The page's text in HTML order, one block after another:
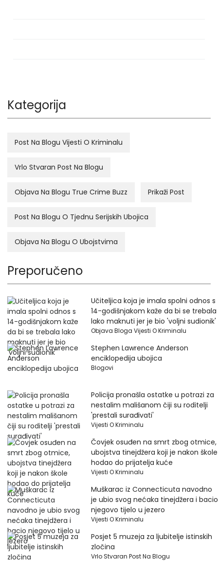
Kategorija
Post Na Blogu Vijesti O Kriminalu
Vrlo Stvaran Post Na Blogu
Objava Na Blogu True Crime Buzz Prikaži Post
Post Na Blogu O Tjednu Serijskih Ubojica
Objava Na Blogu O Ubojstvima
Preporučeno
Učiteljica koja je imala spolni odnos s
14-godišnjakom kaže da bi se trebala
lako maknuti jer je bio 'voljni sudionik'
Objava Bloga Vijesti O Kriminalu
Stephen Lawrence Anderson
enciklopedija ubojica
Blogovi
Policija pronašla ostatke u potrazi za
nestalim mališanom čiji su roditelji
'prestali surađivati'
Vijesti O Kriminalu
Čovjek osuđen na smrt zbog otmice,
ubojstva tinejdžera koji je nakon škole
hodao do prijatelja kuće
Vijesti O Kriminalu
Muškarac iz Connecticuta navodno
je ubio svog nećaka tinejdžera i bacio
njegovo tijelo u jezero
Vijesti O Kriminalu
Posjet 5 muzeja za ljubitelje istinskih
zločina
Vrlo Stvaran Post Na Blogu